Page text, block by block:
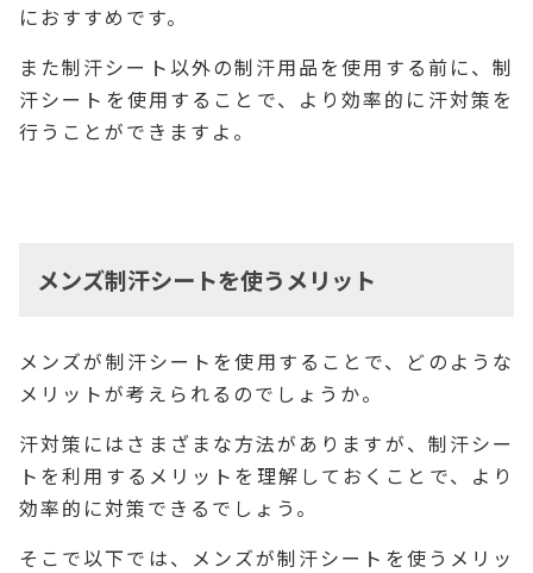
におすすめです。
また制汗シート以外の制汗用品を使用する前に、制
汗シートを使用することで、より効率的に汗対策を
行うことができますよ。
メンズ制汗シートを使うメリット
メンズが制汗シートを使用することで、どのような
メリットが考えられるのでしょうか。
汗対策にはさまざまな方法がありますが、制汗シー
トを利用するメリットを理解しておくことで、より
効率的に対策できるでしょう。
そこで以下では、メンズが制汗シートを使うメリッ